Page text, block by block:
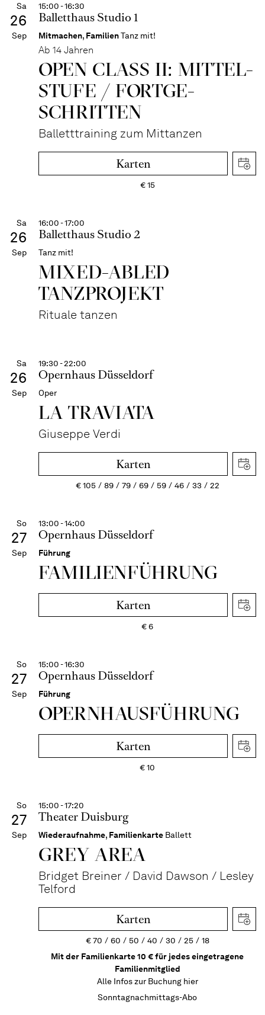
Sa
26
Sep
15:00 - 16:30
Balletthaus Studio 1
Mitmachen, FamilienTanz mit!
Ab 14 Jahren
OPEN CLASS II: MITTEL­
STUFE / FORT­GE­
SCHRITTEN
Balletttraining zum Mittanzen
Karten
€15
Sa
26
Sep
16:00 - 17:00
Balletthaus Studio 2
Tanz mit!
MIXED-ABLED
TANZPROJEKT
Rituale tanzen
Sa
26
Sep
19:30 - 22:00
Opernhaus Düsseldorf
Oper
LA TRAVI­ATA
Giuseppe Verdi
Karten
€105 89 79 69 59 46 33 22
So
27
Sep
13:00 - 14:00
Opernhaus Düsseldorf
Führung
FAMI­LIEN­FÜH­RUNG
Karten
€6
So
27
Sep
15:00 - 16:30
Opernhaus Düsseldorf
Führung
OPERN­HAUS­FÜH­RUNG
Karten
€10
So
27
Sep
15:00 - 17:20
Theater Duisburg
Wiederaufnahme, Familienkarte Ballett
GREY AREA
Bridget Breiner / David Dawson / Lesley
Telford
Karten
€70 60 50 40 30 25
18
Mit der Familienkarte 10 € für jedes eingetragene
Familienmitglied
Alle Infos zur Buchung hier
Sonntagnachmittags-Abo